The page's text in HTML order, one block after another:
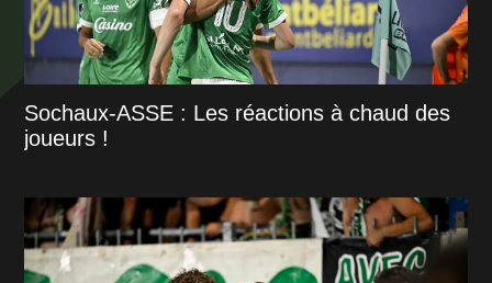
Sochaux-ASSE : Les réactions à chaud des
joueurs !